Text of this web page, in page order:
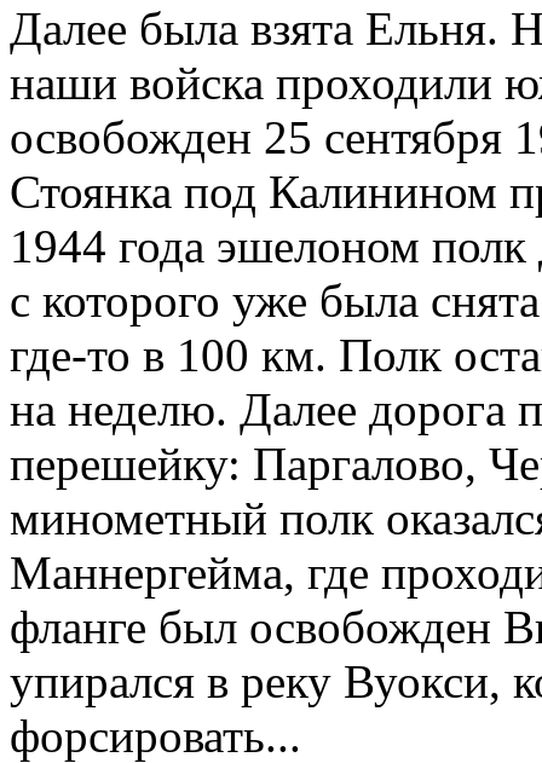
Далее была взята Ельня.
наши войска проходили
освобожден 25 сентября
Стоянка под Калинином
1944 года эшелоном
с которого уже была
где-то в 100 км. Полк
на неделю. Далее дорога
перешейку: Паргалово,
минометный полк
Маннергейма, где
фланге был освобожден
упирался в реку Вуокси,
форсировать...